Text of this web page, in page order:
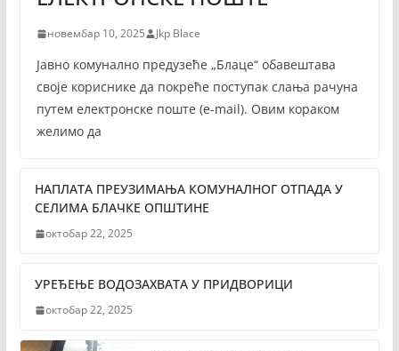
новембар 10, 2025 Jkp Blace
Јавно комунално предузеће „Блаце“ обавештава
своје кориснике да покреће поступак слања рачуна
путем електронске поште (е-mail). Овим кораком
желимо да
НАПЛАТА ПРЕУЗИМАЊА КОМУНАЛНОГ ОТПАДА У
СЕЛИМА БЛАЧКЕ ОПШТИНЕ
октобар 22, 2025
УРЕЂЕЊЕ ВОДОЗАХВАТА У ПРИДВОРИЦИ
октобар 22, 2025